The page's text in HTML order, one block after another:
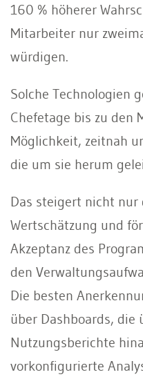
160 % höherer
Mitarbeiter nur
würdigen.
Solche Technologien
Chefetage bis zu den
Möglichkeit, zeitnah
die um sie herum
Das steigert nicht nur
Wertschätzung und
Akzeptanz des
den
Die besten
über Dashboards, die
Nutzungsberichte
vorkonfigurierte